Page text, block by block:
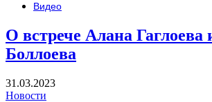
Видео
О встрече Алана Гаглоева
Боллоева
31.03.2023
Новости